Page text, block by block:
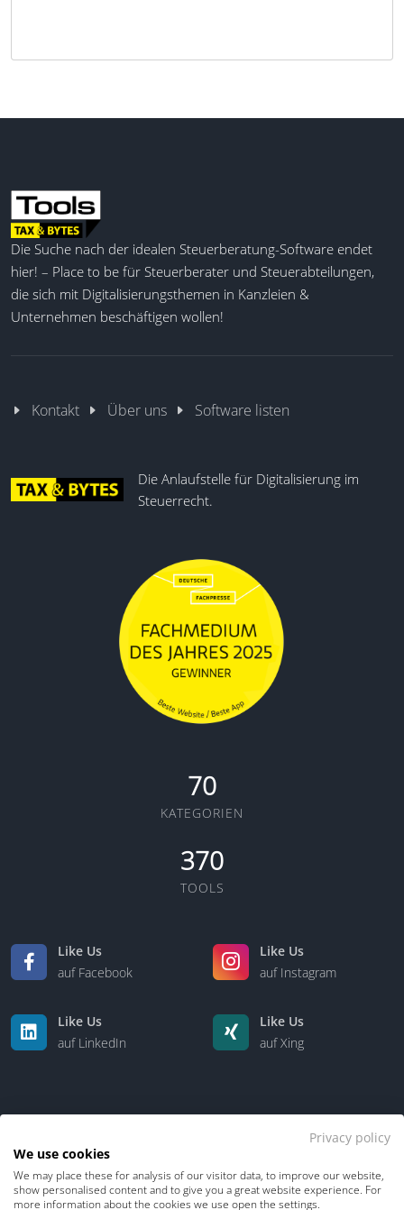
Die Suche nach der idealen Steuerberatung-Software endet
hier! – Place to be für Steuerberater und Steuerabteilungen,
die sich mit Digitalisierungsthemen in Kanzleien &
Unternehmen beschäftigen wollen!
Kontakt Über uns Software listen
Die Anlaufstelle für Digitalisierung im
Steuerrecht.
70
KATEGORIEN
370
TOOLS
Like Us
auf Facebook
Like Us
auf Instagram
Like Us
auf LinkedIn
Like Us
auf Xing
Kontakt Über uns
Privacy policy
We use cookies
We may place these for analysis of our visitor data, to improve our website,
show personalised content and to give you a great website experience. For
more information about the cookies we use open the settings.